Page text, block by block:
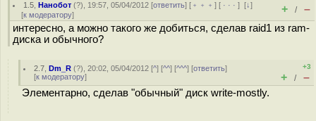
1.5 ,Нанобот (?), 19:57, 05/04/2012 [ответить] [ ﹢﹢﹢] [ · · ·][↓]
[к модератору] + / –
интересно, а можно такого же добиться, сделав raid1 из ram-
диска и обычного?
2.7 ,Dm_R (?), 20:02, 05/04/2012 [^] [^^] [^^^] [ответить]
[к модератору]
+3
+ / –
Элементарно, сделав "обычный" диск write-mostly.